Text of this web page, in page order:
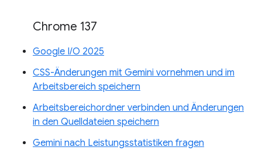
Chrome 137
Google I/O 2025
CSS-Änderungen mit Gemini vornehmen und im
Arbeitsbereich speichern
Arbeitsbereichordner verbinden und Änderungen
in den Quelldateien speichern
Gemini nach Leistungsstatistiken fragen